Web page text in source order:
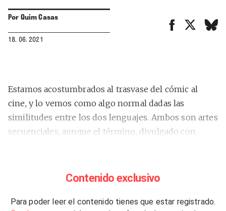
PorQuim Casas
18. 06. 2021
Estamos acostumbrados al trasvase del cómic al
cine, y lo vemos como algo normal dadas las
similitudes entre los dos lenguajes. Ambos son artes
secuenciales, aunque el término, divulgado con
en un cómic que en una película. Estamos, pues,
superhéroes, clásico, underground, independiente,
Contenido exclusivo
Para poder leer el contenido tienes que estar registrado.